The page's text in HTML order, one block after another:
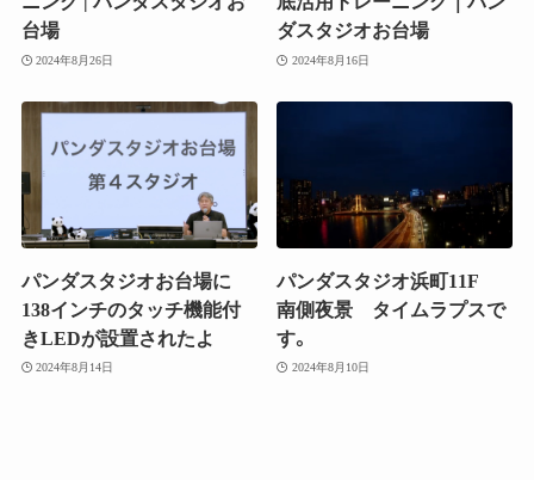
台場
2024年8月26日
ダスタジオお台場
2024年8月16日
パンダスタジオお台場に
138インチのタッチ機能付
きLEDが設置されたよ
2024年8月14日
パンダスタジオ浜町11F
南側夜景 タイムラプスで
す。
2024年8月10日